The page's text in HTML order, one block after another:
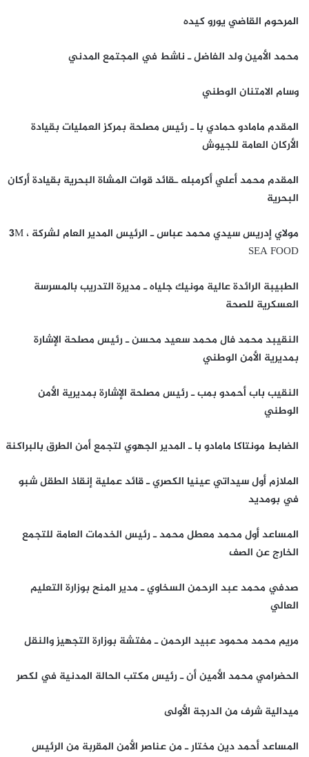
المرحوم القاضي يورو كيده
محمد الأمين ولد الفاضل ـ ناشط في المجتمع المدني
وسام الامتنان الوطني
المقدم مامادو حمادي با ـ رئيس مصلحة بمركز العمليات بقيادة
الأركان العامة للجيوش
المقدم محمد أعلي أكرمبله ـقائد قوات المشاة البحرية بقيادة أركان
البحرية
مولاي إدريس سيدي محمد عباس ـ الرئيس المدير العام لشركة ، 3M
SEA FOOD
الطبيبة الرائدة عالية مونيك جلياه ـ مديرة التدريب بالمسرسة
العسكرية للصحة
النقيبد محمد فال محمد سعيد محسن ـ رئيس مصلحة الإشارة
بمديرية الأمن الوطني
النقيب باب أحمدو بمب ـ رئيس مصلحة الإشارة بمديرية الأمن
الوطني
الضابط مونتاكا مامادو با ـ المدير الجهوي لتجمع أمن الطرق بالبراكنة
الملازم أول سيداتي عينيا الكصري ـ قائد عملية إنقاذ الطقل شبو
في بومديد
المساعد أول محمد معطل محمد ـ رئيس الخدمات العامة للتجمع
الخارج عن الصف
صدفي محمد عبد الرحمن السخاوي ـ مدير المنح بوزارة التعليم
العالي
مريم محمد محمود عبيد الرحمن ـ مفتشة بوزارة التجهيز والنقل
الحضرامي محمد الأمين أن ـ رئيس مكتب الحالة المدنية في لكصر
ميدالية شرف من الدرجة الأولى
المساعد أحمد دين مختار ـ من عناصر الأمن المقربة من الرئيس